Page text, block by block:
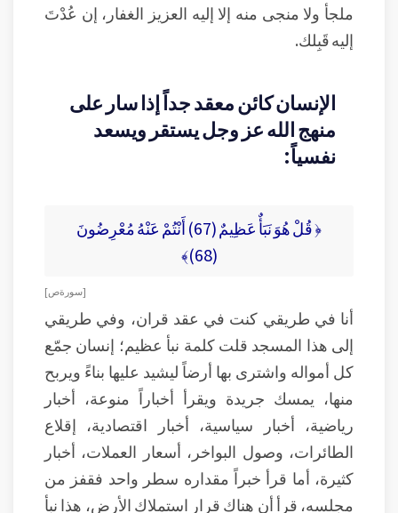
ملجأ ولا منجى منه إلا إليه العزيز الغفار، إن عُدْتَ
إليه قَبِلك.
الإنسان كائن معقد جداً إذا سار على
منهج الله عز وجل يستقر ويسعد
نفسياً:
﴿ قُلْ هُوَ نَبَأٌ عَظِيمٌ (67) أَنْتُمْ عَنْهُ مُعْرِضُونَ
(68)﴾
[ سورة ص ]
أنا في طريقي كنت في عقد قران، وفي طريقي
إلى هذا المسجد قلت كلمة نبأ عظيم؛ إنسان جمّع
كل أمواله واشترى بها أرضاً ليشيد عليها بناءً ويربح
منها، يمسك جريدة ويقرأ أخباراً منوعة، أخبار
رياضية، أخبار سياسية، أخبار اقتصادية، إقلاع
الطائرات، وصول البواخر، أسعار العملات، أخبار
كثيرة، أما قرأ خبراً مقداره سطر واحد فقفز من
مجلسه، قرأ أن هناك قرار استملاك الأرض، هذا نبأ